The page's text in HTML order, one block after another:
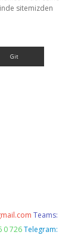
sitemizden
Teams:
0 726 Telegram: